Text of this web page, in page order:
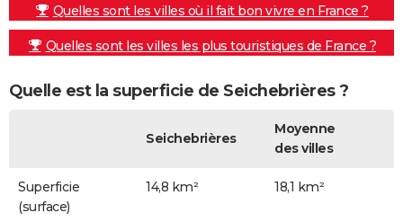
Quelles sont les villes où il fait bon vivre en France ?
Quelles sont les villes les plus touristiques de France ?
Quelle est la superficie de Seichebrières ?
Seichebrières
Moyenne
des villes
Superficie
(surface)
14,8 km² 18,1 km²